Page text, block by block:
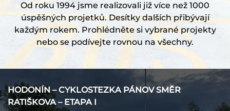
Od roku 1994 jsme realizovali již více než 1000
úspěšných projetků. Desítky dalších přibývají
každým rokem. Prohlédněte si vybrané projekty
nebo se podívejte rovnou na všechny.
HODONÍN – CYKLOSTEZKA PÁNOV SMĚR
RATIŠKOVA – ETAPA I